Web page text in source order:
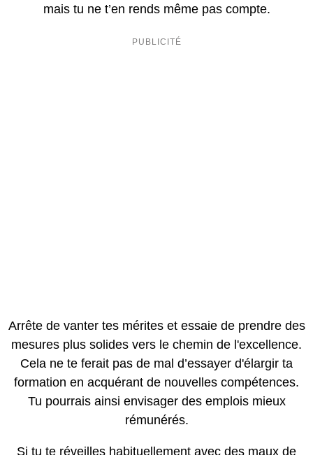
mais tu ne t’en rends même pas compte.
Arrête de vanter tes mérites et essaie de prendre des
mesures plus solides vers le chemin de l'excellence.
Cela ne te ferait pas de mal d’essayer d'élargir ta
formation en acquérant de nouvelles compétences.
Tu pourrais ainsi envisager des emplois mieux
rémunérés.
Si tu te réveilles habituellement avec des maux de